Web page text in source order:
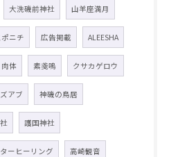
大洗磯前神社 山羊座満月
ポニチ 広告掲載 ALEESHA
肉体 素戔嗚 クサカゲロウ
アブ 神磯の鳥居
護国神社
ーヒーリング 高崎観音